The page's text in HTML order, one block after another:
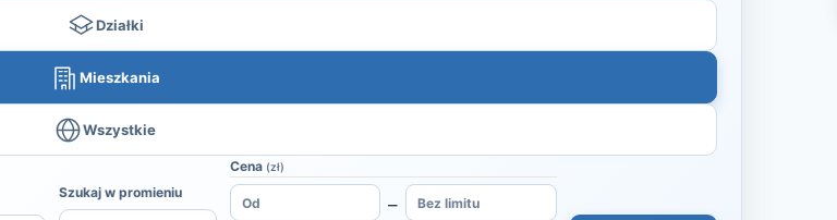
Działki
Mieszkania
Wszystkie
Szukaj w promieniu
Cena (zł)
–